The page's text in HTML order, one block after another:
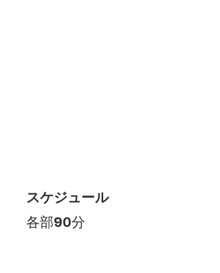
スケジュール
各部90分